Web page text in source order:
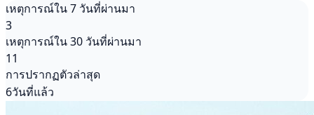
เหตุการณ์ใน 7 วันที่ผ่านมา
3
เหตุการณ์ใน 30 วันที่ผ่านมา
11
การปรากฏตัวล่าสุด
6วันที่แล้ว